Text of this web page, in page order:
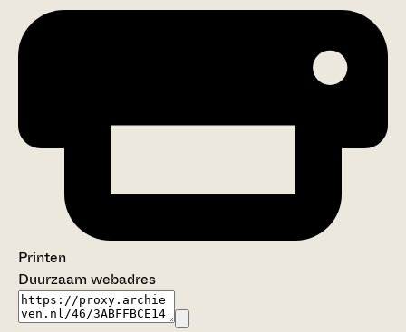
Printen
Duurzaam webadres